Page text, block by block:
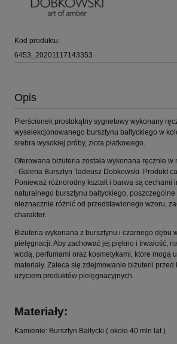
Kod produktu:
6453_20201117143353
Opis
Pierścionek prostokątny sygnetowy wykonany
wyselekcjonowanego bursztynu bałtyckiego w
srebra wysokiej próby, złota płatkowego.
Oferowana biżuteria została wykonana ręcznie w
- Galeria Bursztyn Tadeusz Dobkowski. Produkt
Ponieważ różnorodny kształt i barwa są cechami
naturalnego bursztynu bałtyckiego,
nieznacznie różnić od przedstawionego wzoru,
charakter.
Biżuteria wykonana z bursztynu i czarnego dębu
pielęgnacji. Aby zachować jej piękno i trwałość,
wodą, perfumami oraz kosmetykami, które mogą
materiały. Zaleca się zdejmowanie biżuterii
użyciem produktów pielęgnacyjnych.
Materiały:
Kamienie: Bursztyn Bałtycki ( około 40 mln lat )